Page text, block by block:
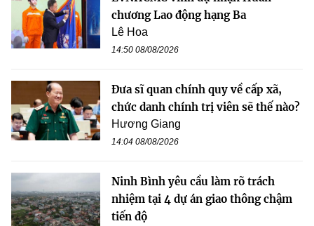
chương Lao động hạng Ba
Lê Hoa
14:50 08/08/2026
Đưa sĩ quan chính quy về cấp xã,
chức danh chính trị viên sẽ thế nào?
Hương Giang
14:04 08/08/2026
Ninh Bình yêu cầu làm rõ trách
nhiệm tại 4 dự án giao thông chậm
tiến độ